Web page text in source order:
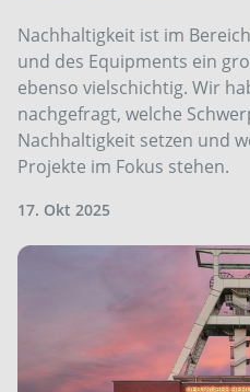
Nachhaltigkeit ist im
und des Equipments ein
ebenso vielschichtig. Wir
nach­gefragt, welche
Nachhaltigkeit setzen und
Projekte im Fokus stehen.
17. Okt 2025